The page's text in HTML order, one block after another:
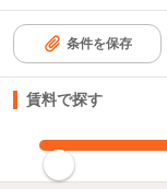
条件を保存
賃料で探す